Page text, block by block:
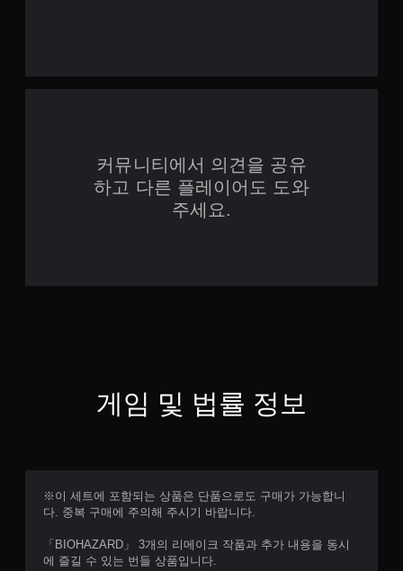
커뮤니티에서 의견을 공유
하고 다른 플레이어도 도와
주세요.
게임 및 법률 정보
※이 세트에 포함되는 상품은 단품으로도 구매가 가능합니
다. 중복 구매에 주의해 주시기 바랍니다.
「BIOHAZARD」 3개의 리메이크 작품과 추가 내용을 동시
에 즐길 수 있는 번들 상품입니다.